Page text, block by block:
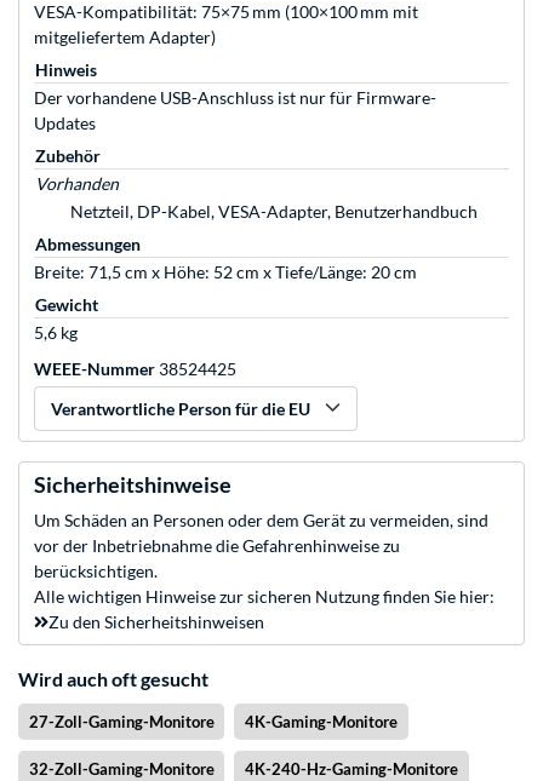
VESA-Kompatibilität: 75×75 mm (100×100 mm mit
mitgeliefertem Adapter)
Hinweis
Der vorhandene USB-Anschluss ist nur für Firmware-
Updates
Zubehör
Vorhanden
Netzteil, DP-Kabel, VESA-Adapter, Benutzerhandbuch
Abmessungen
Breite: 71,5 cm x Höhe: 52 cm x Tiefe/Länge: 20 cm
Gewicht
5,6 kg
WEEE-Nummer 38524425
Verantwortliche Person für die EU
Sicherheitshinweise
Um Schäden an Personen oder dem Gerät zu vermeiden, sind
vor der Inbetriebnahme die Gefahrenhinweise zu
berücksichtigen.
Alle wichtigen Hinweise zur sicheren Nutzung finden Sie hier:
Zu den Sicherheitshinweisen
Wird auch oft gesucht
27-Zoll-Gaming-Monitore 4K-Gaming-Monitore
32-Zoll-Gaming-Monitore 4K-240-Hz-Gaming-Monitore